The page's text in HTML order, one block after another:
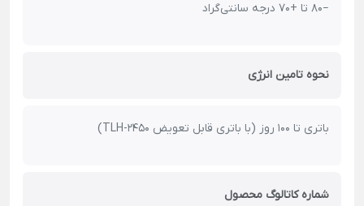
−80 تا +70 درجه سانتی‌گراد
نحوه تامین انرژی
باتری تا ۱۰۰ روز (با باتری قابل تعویض TLH-2450)
شماره کاتالوگ محصول